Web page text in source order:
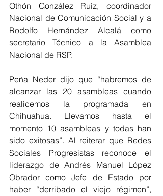
Othón González Ruiz, coordinador
Nacional de Comunicación Social y a
Rodolfo Hernández Alcalá como
secretario Técnico a la Asamblea
Nacional de RSP.
Peña Neder dijo que “habremos de
alcanzar las 20 asambleas cuando
realicemos la programada en
Chihuahua. Llevamos hasta el
momento 10 asambleas y todas han
sido exitosas”. Al reiterar que Redes
Sociales Progresistas reconoce el
liderazgo de Andrés Manuel López
Obrador como Jefe de Estado por
haber “derribado el viejo régimen”,